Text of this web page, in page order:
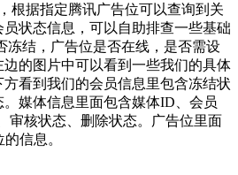
根据指定腾讯广告位可以查询到关
状态信息，可以自助排查一些基础
冻结，广告位是否在线，是否需设
的图片中可以看到一些我们的具体
看到我们的会员信息里包含冻结状
媒体信息里面包含媒体ID、会员
审核状态、删除状态。广告位里面
信息。